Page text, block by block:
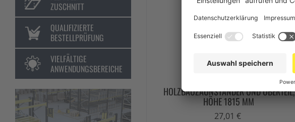
ZUSCHNITT
QUALIFIZIERTE
BESTELLPRÜFUNG
VIELFÄLTIGE
ANWENDUNGSBEREICHE
HOLZBAUZAUNSTÄNDER UND OBERTEIL,
HÖHE 1815 MM
27,01 €